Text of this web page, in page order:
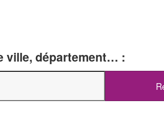
ville, département… :